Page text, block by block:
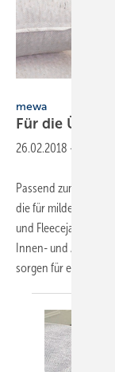
mewa
Für die
26.02.2018 -
Passend zum
die für mildes, kühles
und Fleecejacken
Innen- und
sorgen für ein